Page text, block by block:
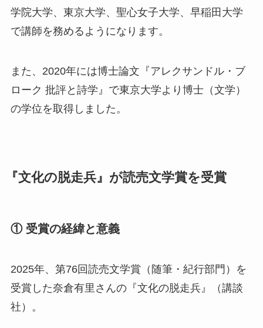
学院大学、東京大学、聖心女子大学、早稲田大学
で講師を務めるようになります。
また、2020年には博士論文『アレクサンドル・ブ
ローク 批評と詩学』で東京大学より博士（文学）
の学位を取得しました。
『文化の脱走兵』が読売文学賞を受賞
① 受賞の経緯と意義
2025年、第76回読売文学賞（随筆・紀行部門）を
受賞した奈倉有里さんの『文化の脱走兵』（講談
社）。